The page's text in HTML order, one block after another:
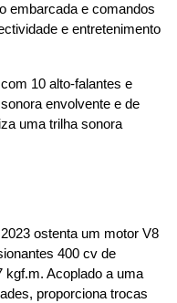
embarcada e comandos
e entretenimento
10 alto-falantes e
envolvente e de
uma trilha sonora
ostenta um motor V8
400 cv de
kgf.m. Acoplado a uma
proporciona trocas